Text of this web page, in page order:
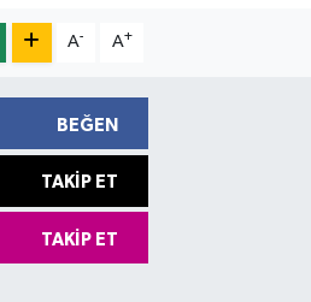
A- A+
BEĞEN
TAKIP ET
TAKIP ET